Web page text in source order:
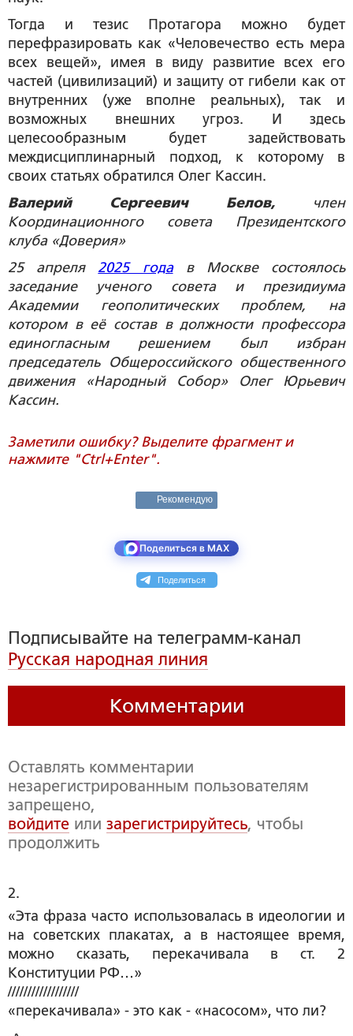
Тогда и тезис Протагора можно будет
перефразировать как «Человечество есть мера
всех вещей», имея в виду развитие всех его
частей (цивилизаций) и защиту от гибели как от
внутренних (уже вполне реальных), так и
возможных внешних угроз. И здесь
целесообразным будет задействовать
междисциплинарный подход, к которому в
своих статьях обратился Олег Кассин.
Валерий Сергеевич Белов,
член
Координационного совета Президентского
клуба «Доверия»
25 апреля 2025 годав Москве состоялось
заседание ученого совета и президиума
Академии геополитических проблем, на
котором в её состав в должности профессора
единогласным решением был избран
председатель Общероссийского общественного
движения «Народный Собор» Олег Юрьевич
Кассин.
Заметили ошибку? Выделите фрагмент и
нажмите "Ctrl+Enter".
Рекомендую
Поделиться в MAX
Поделиться
Подписывайте на телеграмм-канал
Русская народная линия
Комментарии
Оставлять комментарии
незарегистрированным пользователям
запрещено,
войдите или зарегистрируйтесь, чтобы
продолжить
2.
«Эта фраза часто использовалась в идеологии и
на советских плакатах, а в настоящее время,
можно сказать, перекачивала в ст. 2
Конституции РФ…»
//////////////////
«перекачивала» - это как - «насосом», что ли?